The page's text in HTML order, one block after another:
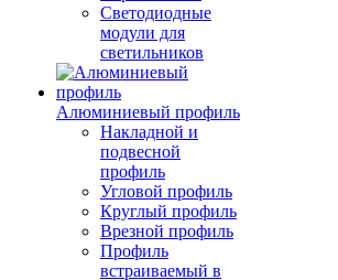
Светодиодные
модули для
светильников
Алюминиевый профиль
Накладной и
подвесной
профиль
Угловой профиль
Круглый профиль
Врезной профиль
Профиль
встраиваемый в